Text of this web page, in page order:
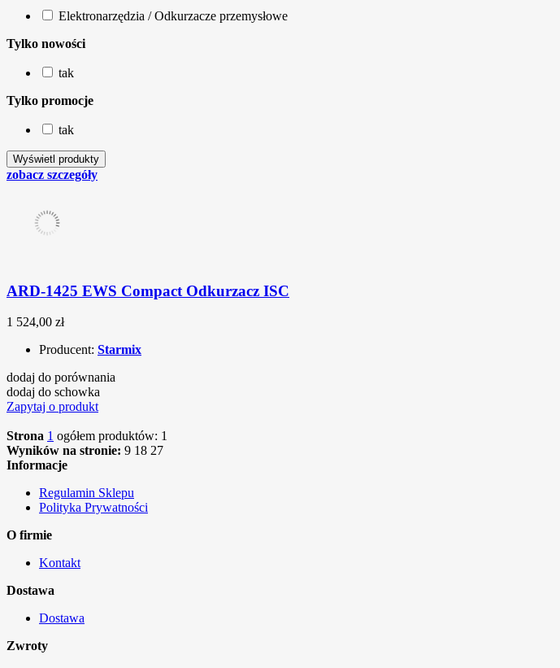
Elektronarzędzia / Odkurzacze przemysłowe
Tylko nowości
tak
Tylko promocje
tak
zobacz szczegóły
ARD-1425 EWS Compact Odkurzacz ISC
1 524,00 zł
Producent: Starmix
dodaj do porównania
dodaj do schowka
Zapytaj o produkt
Strona 1 ogółem produktów: 1
Wyników na stronie: 9 18 27
Informacje
Regulamin Sklepu
Polityka Prywatności
O firmie
Kontakt
Dostawa
Dostawa
Zwroty